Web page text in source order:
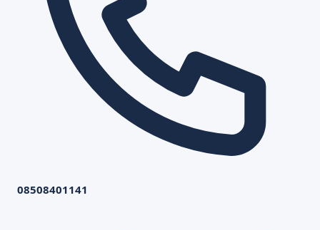
08508401141